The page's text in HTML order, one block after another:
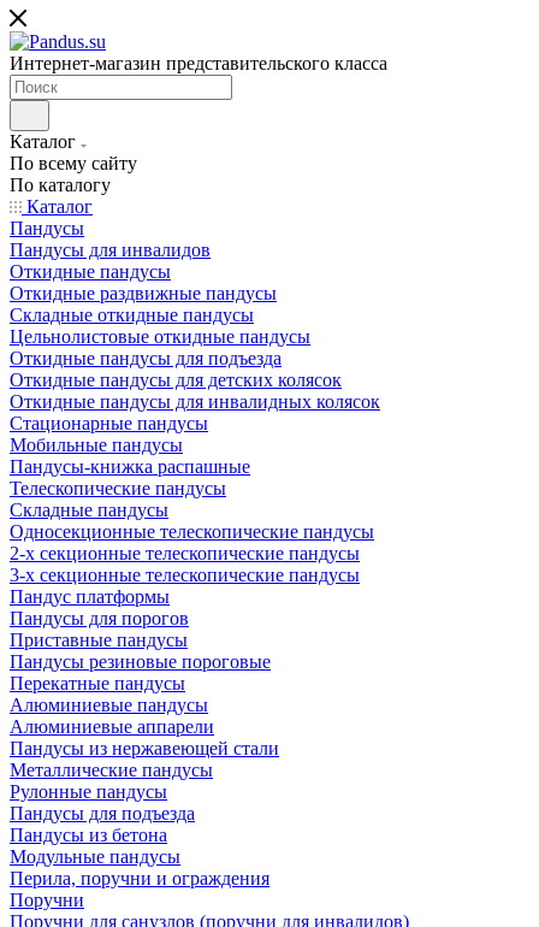
Интернет-магазин представительского класса
Каталог
По всему сайту
По каталогу
Каталог
Пандусы
Пандусы для инвалидов
Откидные пандусы
Откидные раздвижные пандусы
Складные откидные пандусы
Цельнолистовые откидные пандусы
Откидные пандусы для подъезда
Откидные пандусы для детских колясок
Откидные пандусы для инвалидных колясок
Стационарные пандусы
Мобильные пандусы
Пандусы-книжка распашные
Телескопические пандусы
Складные пандусы
Односекционные телескопические пандусы
2-х секционные телескопические пандусы
3-х секционные телескопические пандусы
Пандус платформы
Пандусы для порогов
Приставные пандусы
Пандусы резиновые пороговые
Перекатные пандусы
Алюминиевые пандусы
Алюминиевые аппарели
Пандусы из нержавеющей стали
Металлические пандусы
Рулонные пандусы
Пандусы для подъезда
Пандусы из бетона
Модульные пандусы
Перила, поручни и ограждения
Поручни
Поручни для санузлов (поручни для инвалидов)